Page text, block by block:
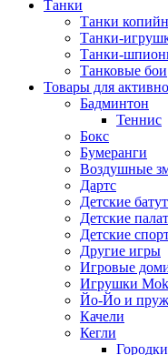
Танки
Танки
Танки-
Танки-
Танковые бои
Товары для
Бадминтон
Теннис
Бокс
Бумеранги
Воздушные
Дартс
Детские
Детские
Детские
Другие игры
Игровые
Игрушки
Йо-Йо и
Качели
Кегли
Городки